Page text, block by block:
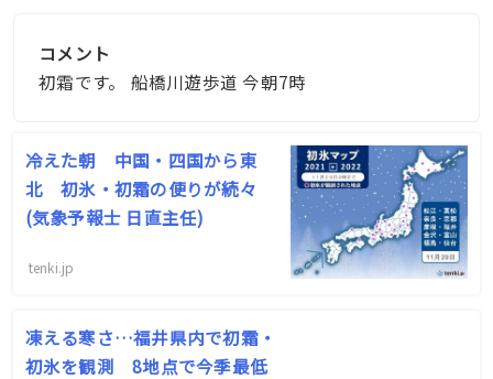
コメント
初霜です。 船橋川遊歩道 今朝7時
冷えた朝 中国・四国から東
北 初氷・初霜の便りが続々
(気象予報士 日直主任)
tenki.jp
凍える寒さ…福井県内で初霜・
初氷を観測 8地点で今季最低